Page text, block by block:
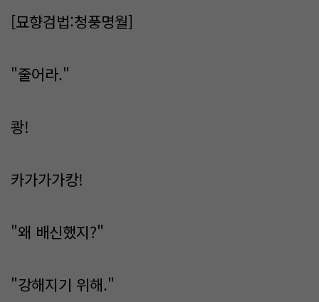
[묘향검법:청풍명월]
"줄어라."
쾅!
카가가가캉!
"왜 배신했지?"
"강해지기 위해."